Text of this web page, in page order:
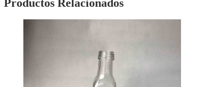
Productos Relacionados